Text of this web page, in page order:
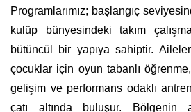
Programlarımız; başlangıç
kulüp bünyesindeki takım
bütüncül bir yapıya sahiptir.
çocuklar için oyun tabanlı
gelişim ve performans odaklı
çatı altında buluşur. Bölgenin